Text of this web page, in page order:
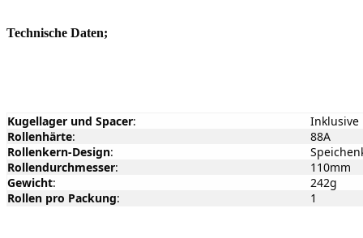
Technische Daten;
Kugellager und Spacer:
Inklusive
Rollenhärte:
88A
Rollenkern-Design:
Rollendurchmesser:
110mm
Gewicht:
242g
Rollen pro Packung: 1